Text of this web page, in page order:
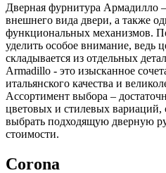
Дверная фурнитура Армадилло
внешнего вида двери, а также
функциональных механизмов.
уделить особое внимание, ведь
складывается из отдельных
Armadillo - это изысканное
итальянского качества и
Ассортимент выбора –
цветовых и стилевых
выбрать подходящую дверную
стоимости.
Corona